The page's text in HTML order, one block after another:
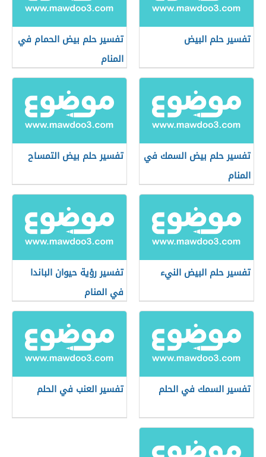
تفسير حلم البيض
تفسير حلم بيض الحمام في
المنام
تفسير حلم بيض السمك في
المنام
تفسير حلم بيض التمساح
تفسير حلم البيض النيء
تفسير رؤية حيوان الباندا
في المنام
تفسير السمك في الحلم تفسير العنب في الحلم